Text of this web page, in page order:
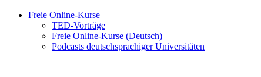
Freie Online-Kurse
TED-Vorträge
Freie Online-Kurse (Deutsch)
Podcasts deutschsprachiger Universitäten